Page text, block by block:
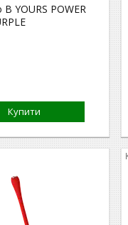
YOURS POWER
Купити